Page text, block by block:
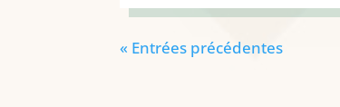
« Entrées précédentes